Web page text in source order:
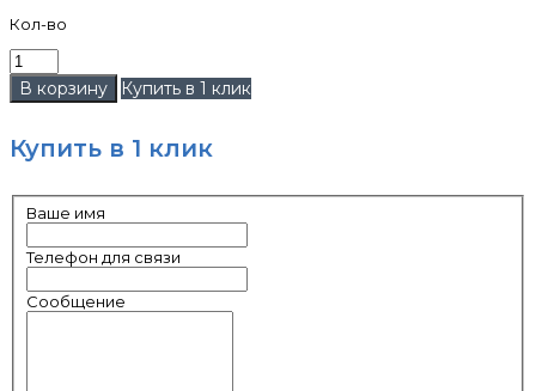
Кол-во
Купить в 1 клик
Купить в 1 клик
Ваше имя
Телефон для связи
Сообщение